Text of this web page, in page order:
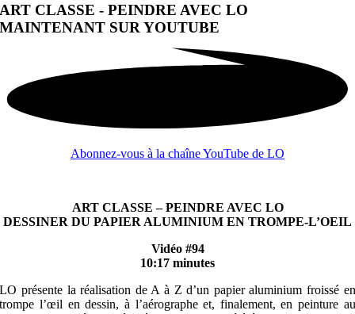
ART CLASSE - PEINDRE AVEC LO
MAINTENANT SUR YOUTUBE
Abonnez-vous à la chaîne YouTube de LO
ART CLASSE – PEINDRE AVEC LO
DESSINER DU PAPIER ALUMINIUM EN TROMPE-L’OEIL
Vidéo #94
10:17 minutes
LO présente la réalisation de A à Z d’un papier aluminium froissé en
trompe l’œil en dessin, à l’aérographe et, finalement, en peinture au